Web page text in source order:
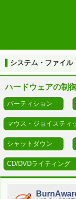
システム・ファイル
ハードウェアの制
パーティション
マウス・ジョイスティ
シャットダウン
CD/DVDライティング